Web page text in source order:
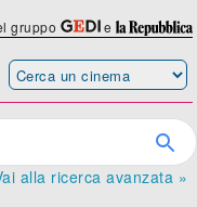
gruppo e
alla ricerca avanzata »